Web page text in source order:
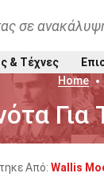
σε
& Τέχνες
Home
Από: Wallis